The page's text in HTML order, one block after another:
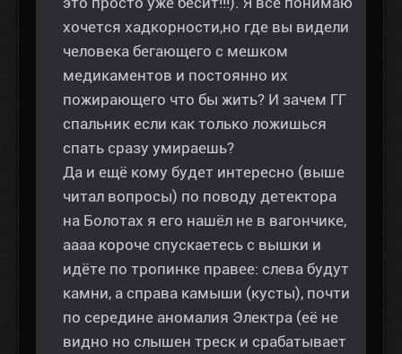
хочется хадкорности,но где вы видели
человека бегающего с мешком
медикаментов и постоянно их
пожирающего что бы жить? И зачем ГГ
спальник если как только ложишься
спать сразу умираешь?
Да и ещё кому будет интересно (выше
читал вопросы) по поводу детектора
на Болотах я его нашёл не в вагончике,
аааа короче спускаетесь с вышки и
идёте по тропинке правее: слева будут
камни, а справа камыши (кусты), почти
по середине аномалия Электра (её не
видно но слышен треск и срабатывает